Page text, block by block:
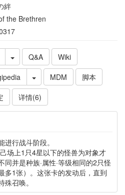
絆
the Brethren
Q&A
Wiki
MDM
脚本
详情(6)
行战斗阶段。
场上1只4星以下的怪兽为对象才
并是种族·属性·等级相同的2只怪
多1张）。这张卡的发动后，直到
召唤。